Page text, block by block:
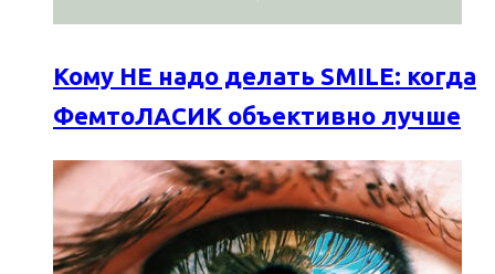
Кому НЕ надо делать SMILE: когда
ФемтоЛАСИК объективно лучше